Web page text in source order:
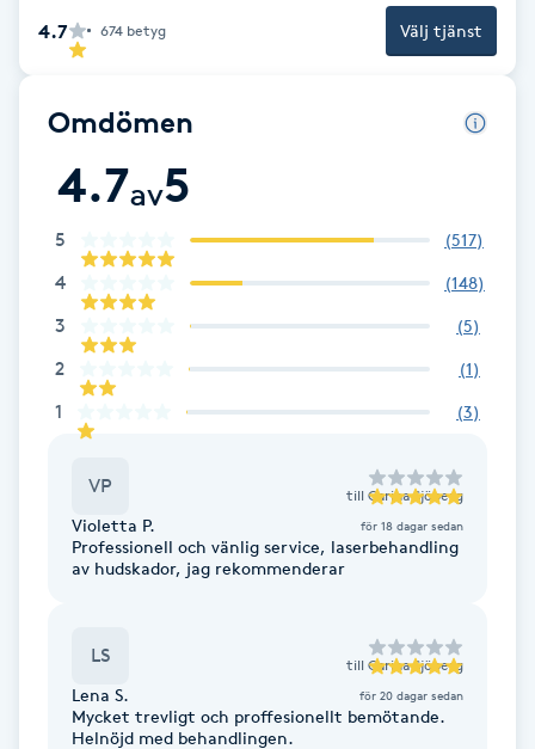
Gravidyoga
Gruppträning
Gua Sha-massage
Hatha Yoga
Headspa
Healing
Hot Stone Massage
4.7 674 betyg Välj tjänst
Omdömen
4.7av5
5 (517)
4 (148)
3 (5)
2 (1)
1 (3)
VP till Carina Sjöberg
Violetta P. för 18 dagar sedan
Professionell och vänlig service, laserbehandling
av hudskador, jag rekommenderar
LS till Carina Sjöberg
Lena S. för 20 dagar sedan
Mycket trevligt och proffesionellt bemötande.
Helnöjd med behandlingen.